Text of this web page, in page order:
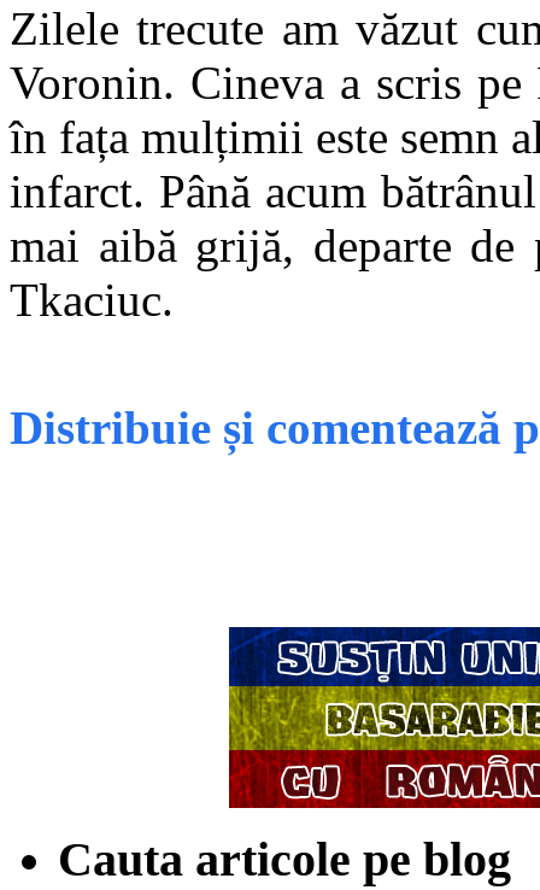
Zilele trecute am văzut
Voronin. Cineva a scris
în fața mulțimii este semn
infarct. Până acum
mai aibă grijă, departe de
Tkaciuc.
Distribuie și comentează
Cauta articole pe blog